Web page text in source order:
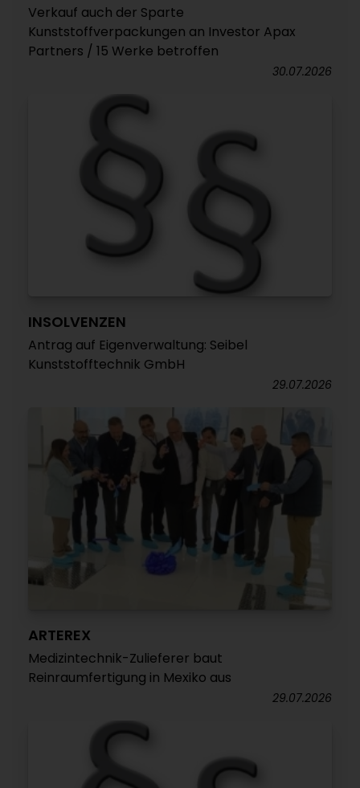
Verkauf auch der Sparte
Kunststoffverpackungen an Investor Apax
Partners / 15 Werke betroffen
30.07.2026
INSOLVENZEN
Antrag auf Eigenverwaltung: Seibel
Kunststofftechnik GmbH
29.07.2026
ARTEREX
Medizintechnik-Zulieferer baut
Reinraumfertigung in Mexiko aus
29.07.2026